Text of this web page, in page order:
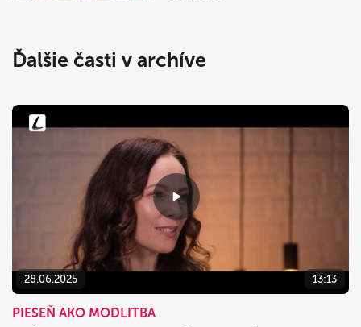
Ďalšie časti v archíve
28.06.2025 13:13
PIESEŇ AKO MODLITBA